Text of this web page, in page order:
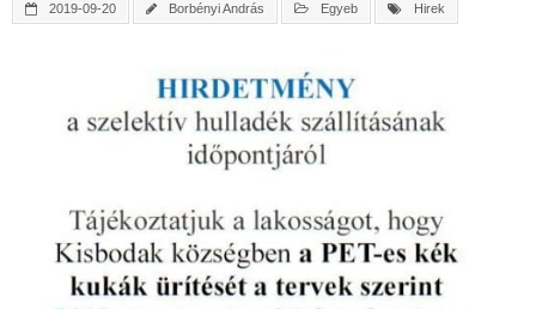
2019-09-20 Borbényi András Egyeb Hirek